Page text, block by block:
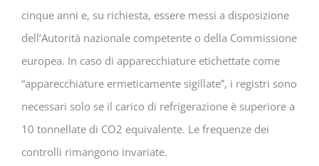
cinque anni e, su richiesta, essere messi a disposizione
dell’Autorità nazionale competente o della Commissione
europea. In caso di apparecchiature etichettate come
“apparecchiature ermeticamente sigillate”, i registri sono
necessari solo se il carico di refrigerazione è superiore a
10 tonnellate di CO2 equivalente. Le frequenze dei
controlli rimangono invariate.